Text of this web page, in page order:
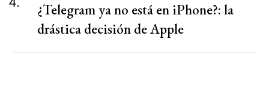
¿Telegram ya no está en iPhone?: la
drástica decisión de Apple